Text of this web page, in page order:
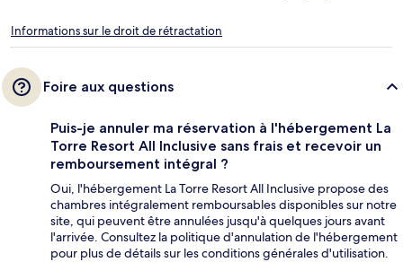
Informations sur le droit de rétractation
Foire aux questions
Puis-je annuler ma réservation à l'hébergement La
Torre Resort All Inclusive sans frais et recevoir un
remboursement intégral ?
Oui, l'hébergement La Torre Resort All Inclusive propose des
chambres intégralement remboursables disponibles sur notre
site, qui peuvent être annulées jusqu'à quelques jours avant
l'arrivée. Consultez la politique d'annulation de l'hébergement
pour plus de détails sur les conditions générales d'utilisation.